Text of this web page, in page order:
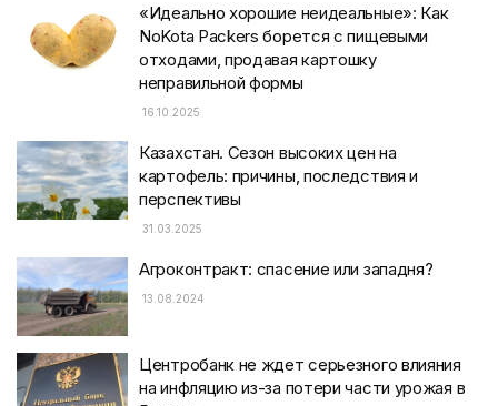
«Идеально хорошие неидеальные»: Как
NoKota Packers борется с пищевыми
отходами, продавая картошку
неправильной формы
16.10.2025
Казахстан. Сезон высоких цен на
картофель: причины, последствия и
перспективы
31.03.2025
Агроконтракт: спасение или западня?
13.08.2024
Центробанк не ждет серьезного влияния
на инфляцию из-за потери части урожая в